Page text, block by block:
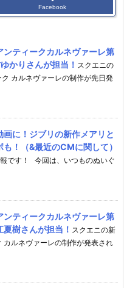
Facebook
ンティークカルネヴァーレ第
かりさんが担当！ スクエニの
カルネヴァーレの制作が先日発
画に！ジブリの新作メアリと
！（&最近のCMに関して）
です！ 今回は、いつものぬいぐ
ンティークカルネヴァーレ第
樹さんが担当！ スクエニの新
カルネヴァーレの制作が発表され